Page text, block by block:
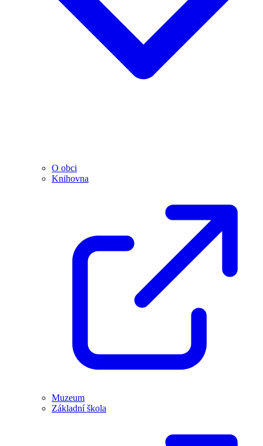
O obci
Knihovna
Muzeum
Základní škola